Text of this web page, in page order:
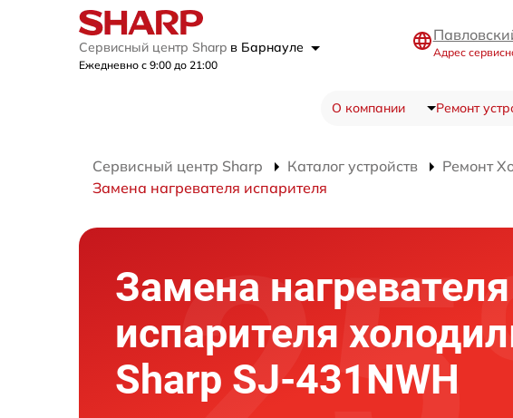
Сервисный центр Sharp в Барнауле
Ежедневно с 9:00 до 21:00
Адрес
О компании Ремонт
Сервисный центр Sharp Каталог устройств Ремонт
Замена нагревателя испарителя
Замена нагревателя
испарителя
Sharp SJ-431NWH